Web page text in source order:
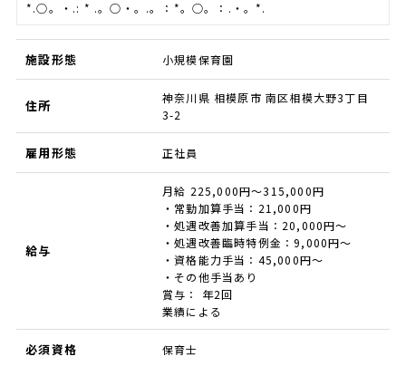
*.○。・.: * .。○・。.。：*。○。：.・。*.
施設形態 小規模保育園
住所
神奈川県 相模原市 南区相模大野3丁目
3-2
雇用形態 正社員
給与
月給 225,000円～315,000円
・常勤加算手当：21,000円
・処遇改善加算手当：20,000円～
・処遇改善臨時特例金：9,000円～
・資格能力手当：45,000円～
・その他手当あり
賞与： 年2回
業績による
必須資格 保育士